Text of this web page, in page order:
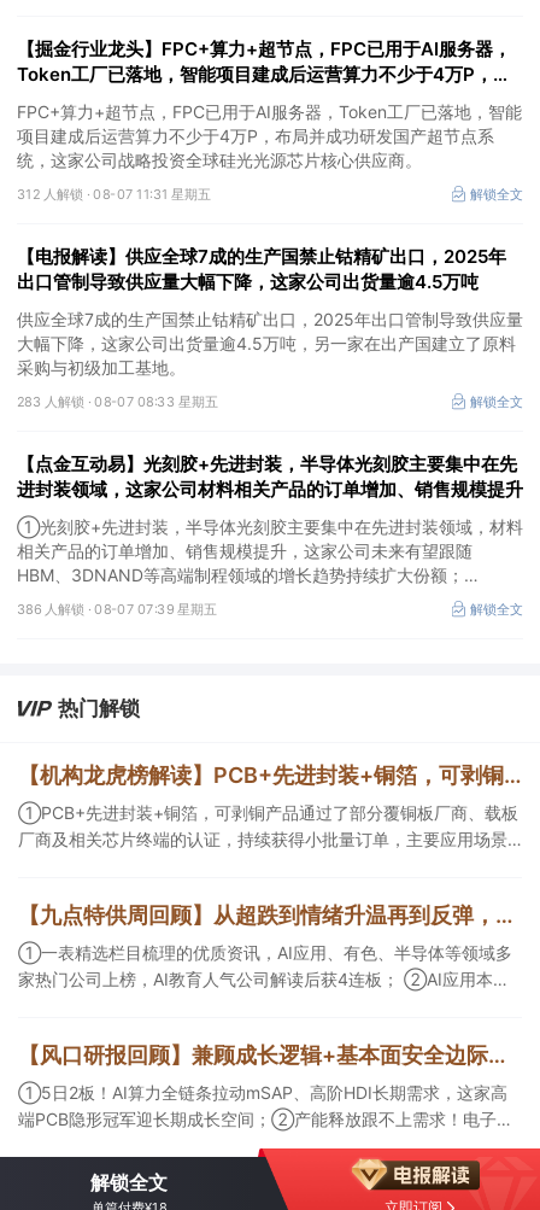
【掘金行业龙头】FPC+算力+超节点，FPC已用于AI服务器，
Token工厂已落地，智能项目建成后运营算力不少于4万P，这
家公司布局并成功研发国产超节点系统
FPC+算力+超节点，FPC已用于AI服务器，Token工厂已落地，智能
项目建成后运营算力不少于4万P，布局并成功研发国产超节点系
统，这家公司战略投资全球硅光光源芯片核心供应商。
312 人解锁 ·08-07 11:31 星期五 解锁全文
【电报解读】供应全球7成的生产国禁止钴精矿出口，2025年
出口管制导致供应量大幅下降，这家公司出货量逾4.5万吨
供应全球7成的生产国禁止钴精矿出口，2025年出口管制导致供应量
大幅下降，这家公司出货量逾4.5万吨，另一家在出产国建立了原料
采购与初级加工基地。
283 人解锁 ·08-07 08:33 星期五 解锁全文
【点金互动易】光刻胶+先进封装，半导体光刻胶主要集中在先
进封装领域，这家公司材料相关产品的订单增加、销售规模提升
①光刻胶+先进封装，半导体光刻胶主要集中在先进封装领域，材料
相关产品的订单增加、销售规模提升，这家公司未来有望跟随
HBM、3DNAND等高端制程领域的增长趋势持续扩大份额；
②华为+高速连接器，这家公司是深耕连接器国产核心骨干，高速互
联产品已对接导入国内头部AI服务器厂商，深度绑定华为供应链。
386 人解锁 ·08-07 07:39 星期五 解锁全文
热门解锁
【机构龙虎榜解读】PCB+先进封装+铜箔，可剥铜产品通过了部分覆铜板厂商、载板厂商及相关芯片终端的认证，持续获得小批量订单，主要应用场景包括芯片封装光模块用PCB，机构大额净买入这家公司
①PCB+先进封装+铜箔，可剥铜产品通过了部分覆铜板厂商、载板
厂商及相关芯片终端的认证，持续获得小批量订单，主要应用场景
等方面具有丰富经验，具备承接细胞与基因治疗产品商业化受托生
产的合规资质，这家公司获净买入。
【九点特供周回顾】从超跌到情绪升温再到反弹，栏目梳理AI应用题材逻辑，AI教育人气公司解读后获4连板
①一表精选栏目梳理的优质资讯，AI应用、有色、半导体等领域多
家热门公司上榜，AI教育人气公司解读后获4连板； ②AI应用本周
角前瞻产业供需情况，提及2家核心公司双双涨停。
【风口研报回顾】兼顾成长逻辑+基本面安全边际！王牌自营前瞻覆盖“pcb+MLCC+电子布”，梳理AI产业链优质标的“深坑起跳”
①5日2板！AI算力全链条拉动mSAP、高阶HDI长期需求，这家高
端PCB隐形冠军迎长期成长空间；②产能释放跟不上需求！电子布
未来3年缺口难消，深坑之际再梳理行业逻辑，人气龙头涨超3成；
③AI服务器、机器人带动MLCC景气周期持续！这家公司扩产、涨
价预期暂未被市场定价，王牌自营前瞻捕捉“预期差”，3日大涨
解锁全文
单篇付费¥18